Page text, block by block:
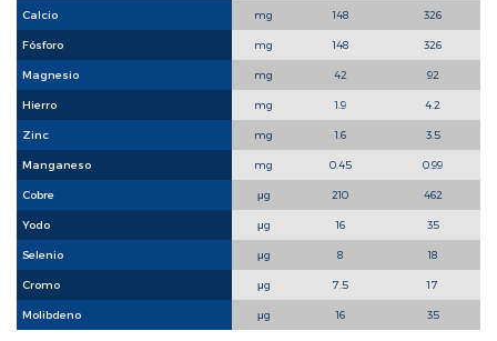
Calcio mg 148 326
Fósforo mg 148 326
Magnesio mg 42 92
Hierro mg 1.9 4.2
Zinc mg 1.6 3.5
Manganeso mg 0.45 0.99
Cobre μg 210 462
Yodo μg 16 35
Selenio μg 8 18
Cromo μg 7.5 17
Molibdeno μg 16 35